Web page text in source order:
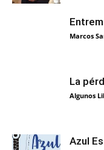
Marcos
La
Algunos
Azul